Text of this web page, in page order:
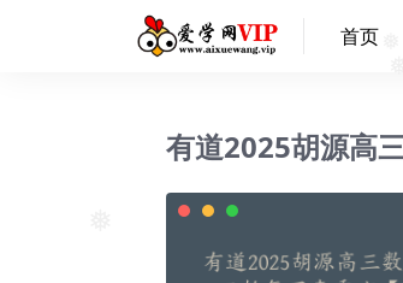
首页
有道2025胡源高